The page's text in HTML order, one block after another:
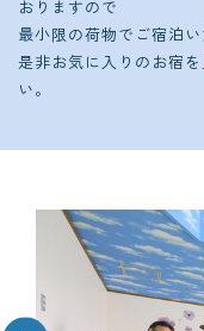
おりますので
最小限の荷物でご宿泊い
是非お気に入りのお宿
い。